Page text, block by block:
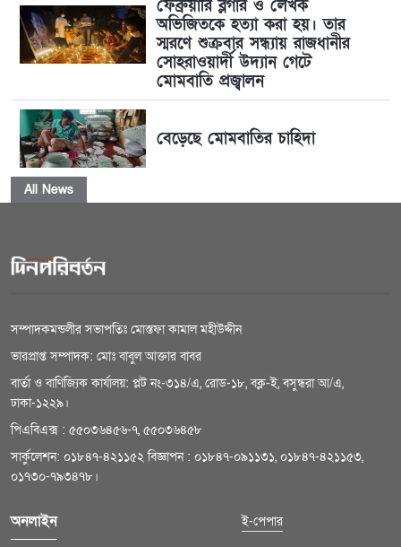
ফেব্রুয়ারি ব্লগার ও লেখক
অভিজিতকে হত্যা করা হয়। তার
স্মরণে শুক্রবার সন্ধ্যায় রাজধানীর
সোহরাওয়ার্দী উদ্যান গেটে
মোমবাতি প্রজ্বালন
বেড়েছে মোমবাতির চাহিদা
All News
সম্পাদকমন্ডলীর সভাপতিঃ মোস্তফা কামাল মহীউদ্দীন
ভারপ্রাপ্ত সম্পাদক: মোঃ বাবুল আক্তার বাবর
বার্তা ও বাণিজ্যিক কার্যালয়: প্লট নং-৩১৪/এ, রোড-১৮, বক্ল-ই, বসুন্ধরা আ/এ,
ঢাকা-১২২৯।
পিএবিএক্স : ৫৫০৩৬৪৫৬-৭, ৫৫০৩৬৪৫৮
সার্কুলেশন: ০১৮৪৭-৪২১১৫২ বিজ্ঞাপন : ০১৮৪৭-০৯১১৩১, ০১৮৪৭-৪২১১৫৩,
০১৭৩০-৭৯৩৪৭৮।
অনলাইন ই-পেপার